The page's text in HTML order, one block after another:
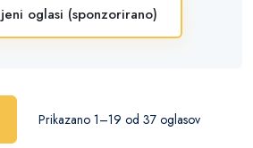
oglasi (sponzorirano)
Prikazano 1–19 od 37 oglasov